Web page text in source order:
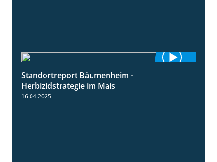
Standortreport Bäumenheim -
Herbizidstrategie im Mais
16.04.2025